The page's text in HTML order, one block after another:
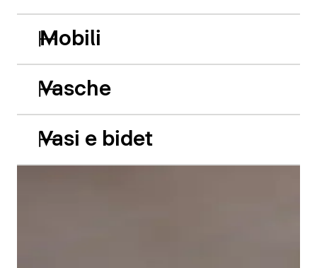
Mobili
Vasche
Vasi e bidet